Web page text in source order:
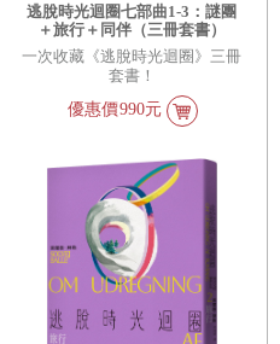
逃脫時光迴圈七部曲1-3：謎團
＋旅行＋同伴（三冊套書）
一次收藏《逃脫時光迴圈》三冊
套書！
優惠價990元